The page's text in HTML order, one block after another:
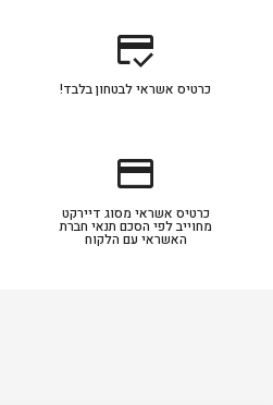
credit_score
כרטיס אשראי לבטחון בלבד!
credit_card
כרטיס אשראי מסוג דיירקט
מחוייב לפי הסכם תנאי חברת
האשראי עם הלקוח